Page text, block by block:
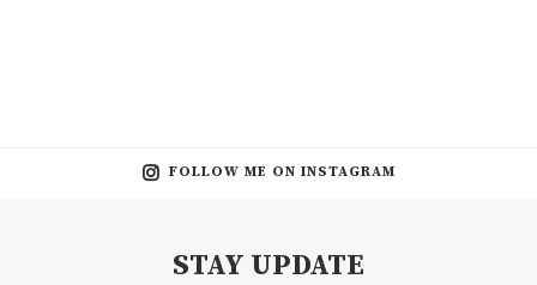
FOLLOW ME ON INSTAGRAM
STAY UPDATE